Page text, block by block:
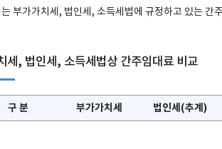
부가가치세, 법인세, 소득세법에 규정하고 있는 간
세, 법인세, 소득세법상 간주임대료 비교
구 분 부가가치세 법인세(추계)